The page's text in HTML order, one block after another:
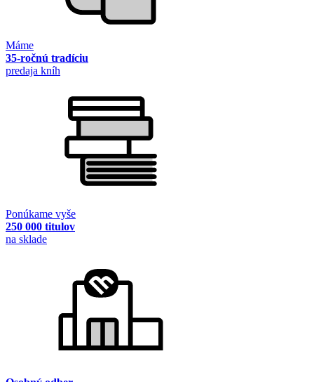
Máme
35-ročnú tradíciu
predaja kníh
Ponúkame vyše
250 000 titulov
na sklade